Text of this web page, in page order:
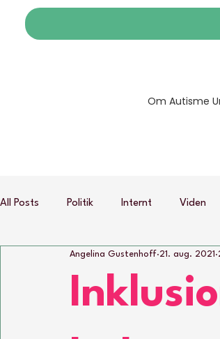
Om Autisme
All Posts Politik Internt Viden
Angelina Gustenhoff 21. aug. 2021